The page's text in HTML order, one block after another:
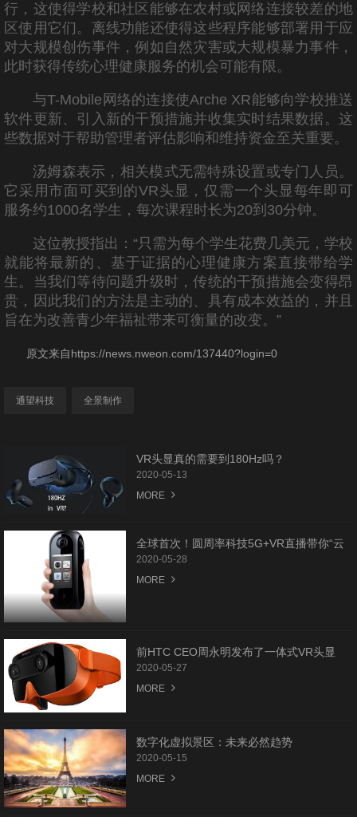
行，这使得学校和社区能够在农村或网络连接较差的地
区使用它们。离线功能还使得这些程序能够部署用于应
对大规模创伤事件，例如自然灾害或大规模暴力事件，
此时获得传统心理健康服务的机会可能有限。
与T-Mobile网络的连接使Arche XR能够向学校推送
软件更新、引入新的干预措施并收集实时结果数据。这
些数据对于帮助管理者评估影响和维持资金至关重要。
汤姆森表示，相关模式无需特殊设置或专门人员。
它采用市面可买到的VR头显，仅需一个头显每年即可
服务约1000名学生，每次课程时长为20到30分钟。
这位教授指出：“只需为每个学生花费几美元，学校
就能将最新的、基于证据的心理健康方案直接带给学
生。当我们等待问题升级时，传统的干预措施会变得昂
贵，因此我们的方法是主动的、具有成本效益的，并且
旨在为改善青少年福祉带来可衡量的改变。”
原文来自https://news.nweon.com/137440?login=0
通望科技 全景制作
VR头显真的需要到180Hz吗？
2020-05-13
MORE
全球首次！圆周率科技5G+VR直播带你“云
登顶”世界屋脊
2020-05-28
MORE
前HTC CEO周永明发布了一体式VR头显
Mova
2020-05-27
MORE
数字化虚拟景区：未来必然趋势
2020-05-15
MORE